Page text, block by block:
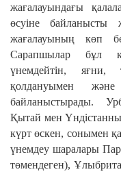
жағалауындағы
өсуіне
жағалауының көп
Сарапшылар бұл
үнемдейтін, яғни,
қолдануымен
байланыстырады.
Қытай мен
күрт өскен, сонымен
үнемдеу шаралары
төмендеген),